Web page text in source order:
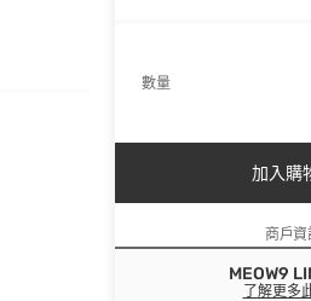
數量
加入購
商戶資
MEOW9
了解更多